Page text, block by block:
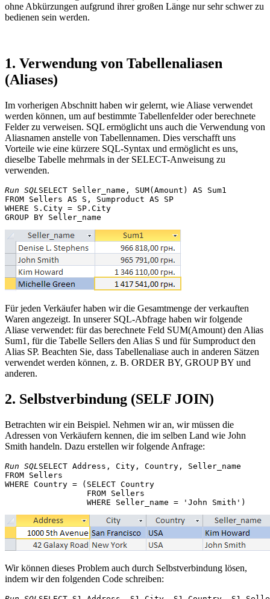
ohne Abkürzungen aufgrund ihrer großen Länge nur sehr schwer zu
bedienen sein werden.
1. Verwendung von Tabellenaliasen
(Aliases)
Im vorherigen Abschnitt haben wir gelernt, wie Aliase verwendet
werden können, um auf bestimmte Tabellenfelder oder berechnete
Felder zu verweisen. SQL ermöglicht uns auch die Verwendung von
Aliasnamen anstelle von Tabellennamen. Dies verschafft uns
Vorteile wie eine kürzere SQL-Syntax und ermöglicht es uns,
dieselbe Tabelle mehrmals in der SELECT-Anweisung zu
verwenden.
Run SQL SELECT Seller_name, SUM(Amount) AS Sum1
FROM Sellers AS S, Sumproduct AS SP
WHERE S.City = SP.City
Für jeden Verkäufer haben wir die Gesamtmenge der verkauften
Waren angezeigt. In unserer SQL-Abfrage haben wir folgende
Aliase verwendet: für das berechnete Feld SUM(Amount) den Alias
​​Sum1, für die Tabelle Sellers den Alias ​​S und für Sumproduct den
Alias ​​SP. Beachten Sie, dass Tabellenaliase auch in anderen Sätzen
verwendet werden können, z. B. ORDER BY, GROUP BY und
anderen.
2. Selbstverbindung (SELF JOIN)
Betrachten wir ein Beispiel. Nehmen wir an, wir müssen die
Adressen von Verkäufern kennen, die im selben Land wie John
Smith handeln. Dazu erstellen wir folgende Anfrage:
Run SQL SELECT Address, City, Country, Seller_name
FROM Sellers
WHERE Country = (SELECT Country
                 FROM Sellers
Wir können dieses Problem auch durch Selbstverbindung lösen,
indem wir den folgenden Code schreiben: